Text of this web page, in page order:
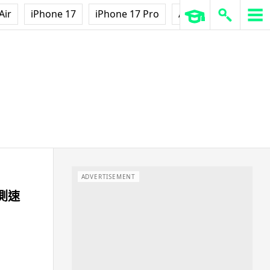
iPhone 17 iPhone 17 Pro AirPods Pro 3
速
ADVERTISEMENT